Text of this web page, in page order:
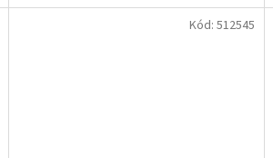
Kód: 512545